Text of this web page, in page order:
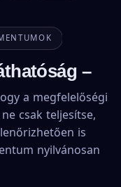
–
a megfelelőségi
csak teljesítse,
is
nyilvánosan